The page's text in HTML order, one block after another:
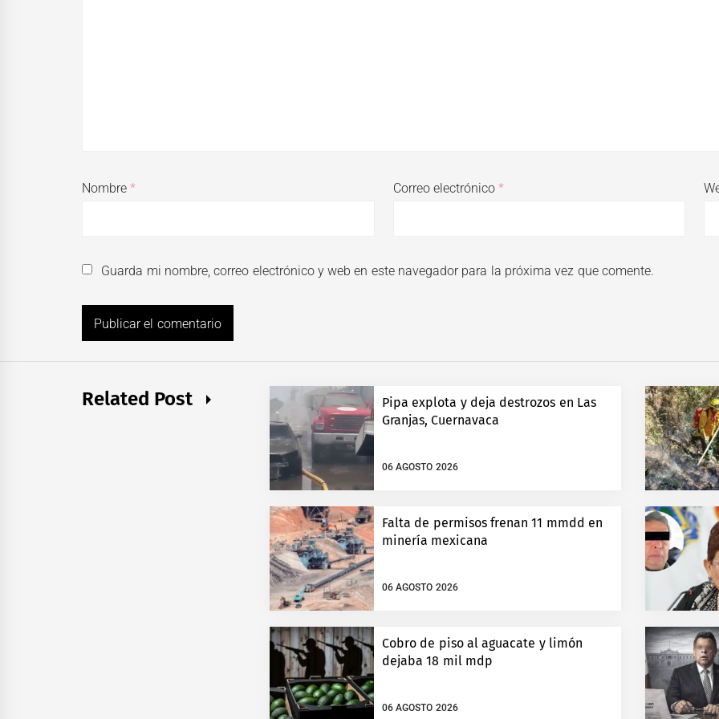
Nombre* Correo electrónico*
Guarda mi nombre, correo electrónico y web en este navegador para la próxima vez que comente.
Related Post
Pipa explota y deja destrozos en Las
Granjas, Cuernavaca
06 AGOSTO 2026
Falta de permisos frenan 11 mmdd en
minería mexicana
06 AGOSTO 2026
Cobro de piso al aguacate y limón
dejaba 18 mil mdp
06 AGOSTO 2026